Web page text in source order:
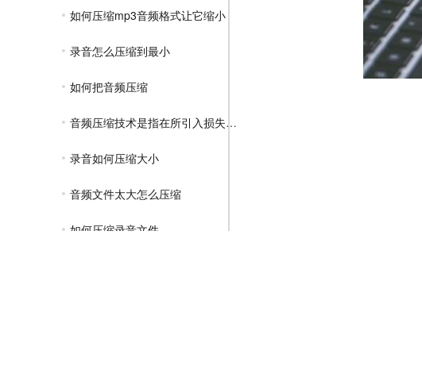
如何压缩mp3音频格式让它缩小
录音怎么压缩到最小
如何把音频压缩
音频压缩技术是指在所引入损失可忽略
录音如何压缩大小
音频文件太大怎么压缩
如何压缩录音文件